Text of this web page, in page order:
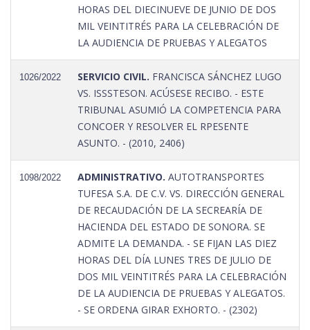
HORAS DEL DIECINUEVE DE JUNIO DE DOS
MIL VEINTITRÉS PARA LA CELEBRACIÓN DE
LA AUDIENCIA DE PRUEBAS Y ALEGATOS
1026/2022 SERVICIO CIVIL. FRANCISCA SÁNCHEZ LUGO
VS. ISSSTESON. ACÚSESE RECIBO. - ESTE
TRIBUNAL ASUMIÓ LA COMPETENCIA PARA
CONCOER Y RESOLVER EL RPESENTE
ASUNTO. - (2010, 2406)
1098/2022 ADMINISTRATIVO. AUTOTRANSPORTES
TUFESA S.A. DE C.V. VS. DIRECCIÓN GENERAL
DE RECAUDACIÓN DE LA SECREARÍA DE
HACIENDA DEL ESTADO DE SONORA. SE
ADMITE LA DEMANDA. - SE FIJAN LAS DIEZ
HORAS DEL DÍA LUNES TRES DE JULIO DE
DOS MIL VEINTITRÉS PARA LA CELEBRACIÓN
DE LA AUDIENCIA DE PRUEBAS Y ALEGATOS.
- SE ORDENA GIRAR EXHORTO. - (2302)